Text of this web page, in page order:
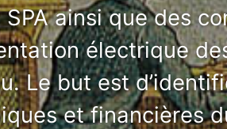
SPA ainsi que des
électrique
Le but est
et financières